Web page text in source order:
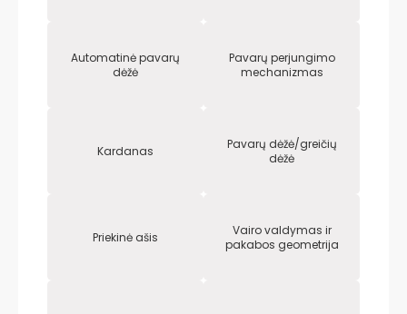
Automatinė pavarų
dėžė
Pavarų perjungimo
mechanizmas
Kardanas
Pavarų dėžė/greičių
dėžė
Priekinė ašis
Vairo valdymas ir
pakabos geometrija